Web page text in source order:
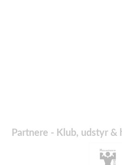
Partnere - Klub, udstyr &